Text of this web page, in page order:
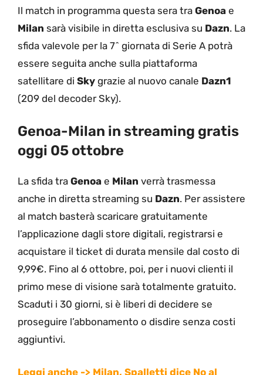
Il match in programma questa sera tra Genoa e
Milan sarà visibile in diretta esclusiva su Dazn. La
sfida valevole per la 7^ giornata di Serie A potrà
essere seguita anche sulla piattaforma
satellitare di Sky grazie al nuovo canale Dazn1
(209 del decoder Sky).
Genoa-Milan in streaming gratis
oggi 05 ottobre
La sfida tra Genoa e Milan verrà trasmessa
anche in diretta streaming su Dazn. Per assistere
al match basterà scaricare gratuitamente
l’applicazione dagli store digitali, registrarsi e
acquistare il ticket di durata mensile dal costo di
9,99€. Fino al 6 ottobre, poi, per i nuovi clienti il
primo mese di visione sarà totalmente gratuito.
Scaduti i 30 giorni, si è liberi di decidere se
proseguire l’abbonamento o disdire senza costi
aggiuntivi.
Leggi anche -> Milan, Spalletti dice No al